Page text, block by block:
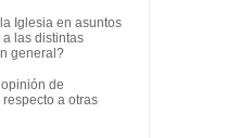
Iglesia en asuntos
las distintas
general?
de
a otras